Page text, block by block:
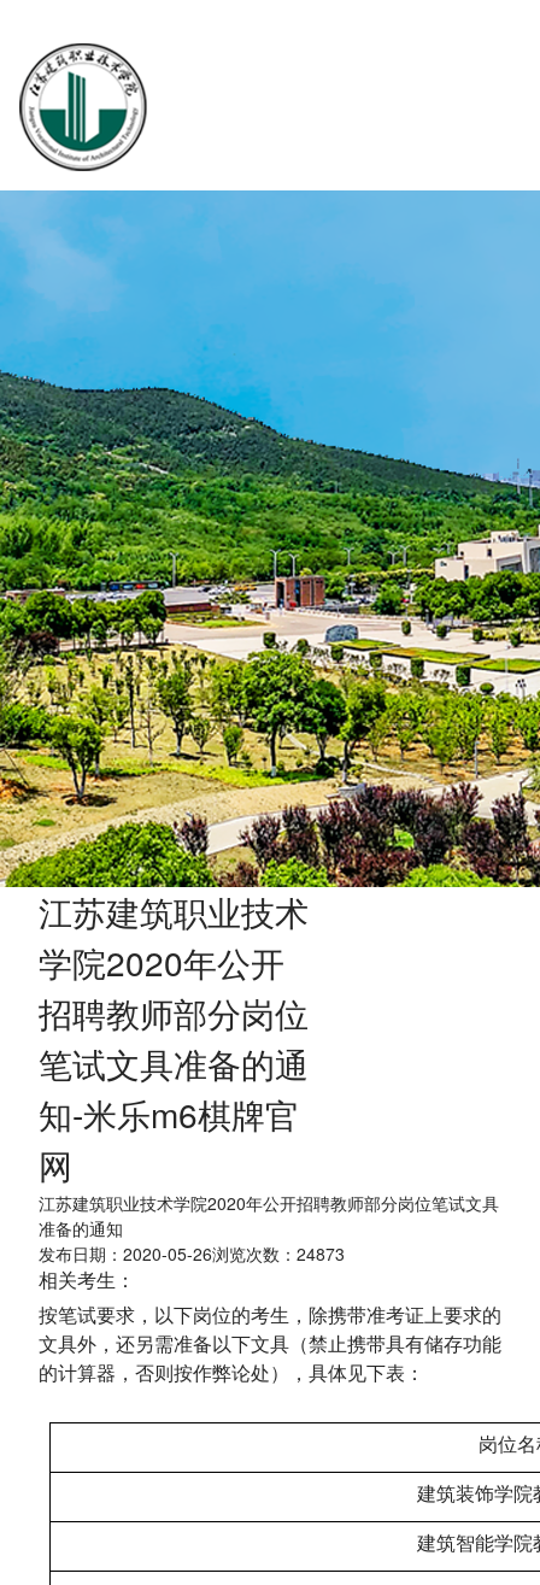
江苏建筑职业技术
学院2020年公开
招聘教师部分岗位
笔试文具准备的通
知-米乐m6棋牌官
网
江苏建筑职业技术学院2020年公开招聘教师部分岗位笔试文具
准备的通知
发布日期：2020-05-26浏览次数： 24873
相关考生：
按笔试要求，以下岗位的考生，除携带准考证上要求的
文具外，还另需准备以下文具（禁止携带具有储存功能
的计算器，否则按作弊论处），具体见下表：
岗位
建筑装饰学院
建筑智能学院